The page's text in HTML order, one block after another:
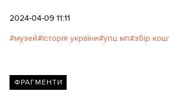
2024-04-09 11:11
музей історія україни упц мп збір
ФРАГМЕНТИ